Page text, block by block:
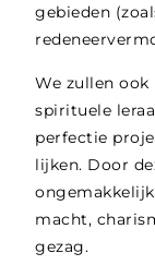
gebieden
We zullen
spirituele
perfectie
lijken. Door
macht,
gezag.